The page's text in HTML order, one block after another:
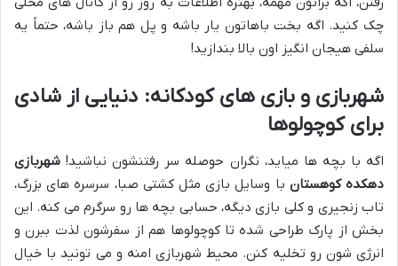
چک کنید. اگه بخت باهاتون یار باشه و پل هم باز باشه، حتماً یه
سلفی هیجان انگیز اون بالا بندازید!
شهربازی و بازی های کودکانه: دنیایی از شادی
برای کوچولوها
اگه با بچه ها میاید، نگران حوصله سر رفتنشون نباشید! شهربازی
دهکده کوهستان با وسایل بازی مثل کشتی صبا، سرسره های بزرگ،
تاب زنجیری و کلی بازی دیگه، حسابی بچه ها رو سرگرم می کنه. این
بخش از پارک طراحی شده تا کوچولوها هم از سفرشون لذت ببرن و
انرژی شون رو تخلیه کنن. محیط شهربازی امنه و می تونید با خیال